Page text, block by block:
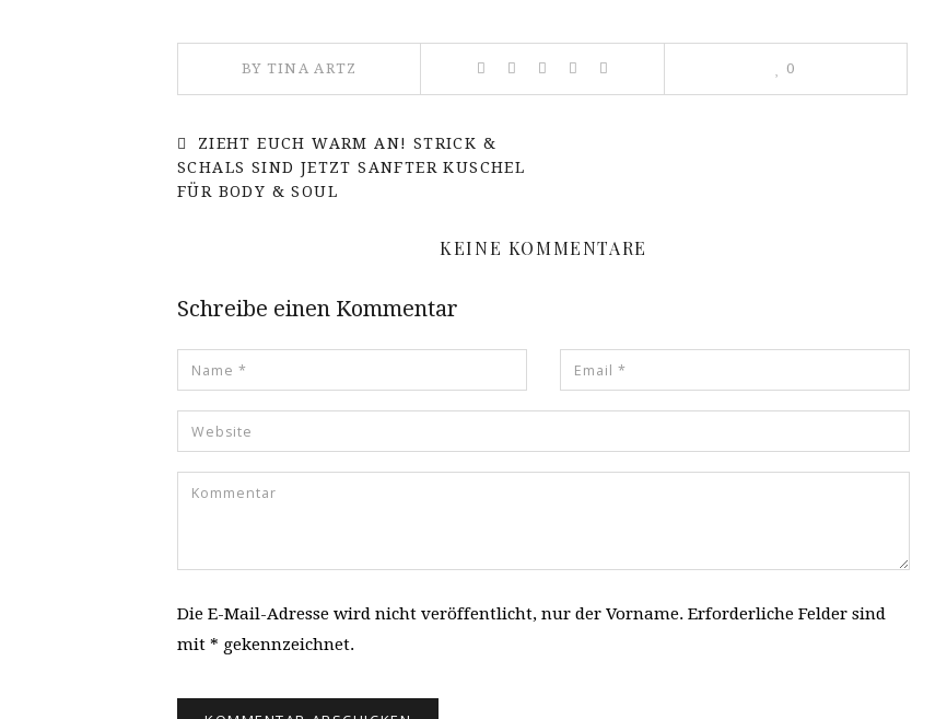
BY TINA ARTZ 0
ZIEHT EUCH WARM AN! STRICK &
SCHALS SIND JETZT SANFTER KUSCHEL
FÜR BODY & SOUL
KEINE KOMMENTARE
Schreibe einen Kommentar
Die E-Mail-Adresse wird nicht veröffentlicht, nur der Vorname. Erforderliche Felder sind
mit * gekennzeichnet.